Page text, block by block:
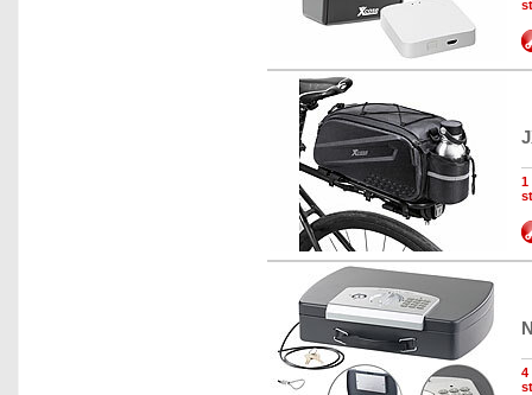
1
4